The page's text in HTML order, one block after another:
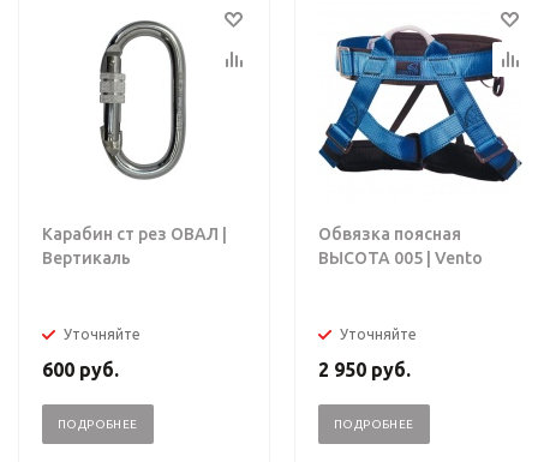
Карабин ст рез ОВАЛ |
Вертикаль
Уточняйте
600 руб.
ПОДРОБНЕЕ
Обвязка поясная
ВЫСОТА 005 | Vento
Уточняйте
2 950 руб.
ПОДРОБНЕЕ